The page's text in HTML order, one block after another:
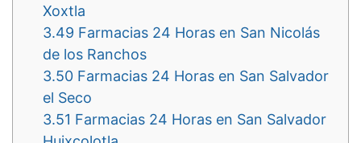
Xoxtla
3.49 Farmacias 24 Horas en San Nicolás
de los Ranchos
3.50 Farmacias 24 Horas en San Salvador
el Seco
3.51 Farmacias 24 Horas en San Salvador